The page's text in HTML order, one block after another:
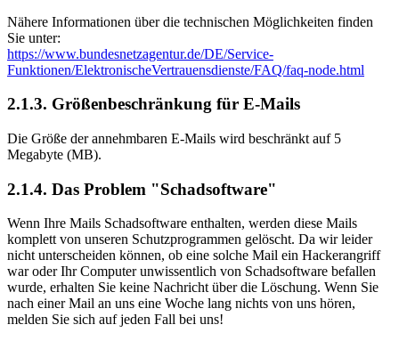
Nähere Informationen über die technischen Möglichkeiten finden
Sie unter:
https://www.bundesnetzagentur.de/DE/Service-
Funktionen/ElektronischeVertrauensdienste/FAQ/faq-node.html
2.1.3. Größenbeschränkung für E-Mails
Die Größe der annehmbaren E-Mails wird beschränkt auf 5
Megabyte (MB).
2.1.4. Das Problem "Schadsoftware"
Wenn Ihre Mails Schadsoftware enthalten, werden diese Mails
komplett von unseren Schutzprogrammen gelöscht. Da wir leider
nicht unterscheiden können, ob eine solche Mail ein Hackerangriff
war oder Ihr Computer unwissentlich von Schadsoftware befallen
wurde, erhalten Sie keine Nachricht über die Löschung. Wenn Sie
nach einer Mail an uns eine Woche lang nichts von uns hören,
melden Sie sich auf jeden Fall bei uns!